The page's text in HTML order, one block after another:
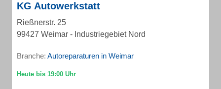
KG Autowerkstatt
Rießnerstr. 25
99427 Weimar - Industriegebiet Nord
Branche: Autoreparaturen in Weimar